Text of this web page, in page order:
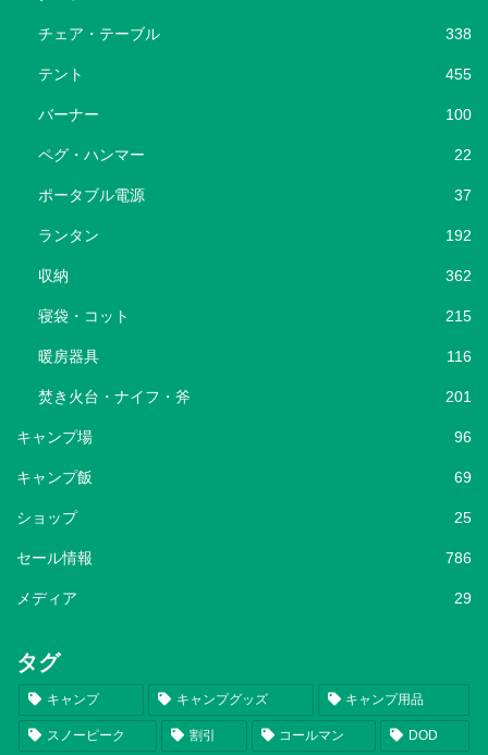
チェア・テーブル 338
テント 455
バーナー 100
ペグ・ハンマー 22
ポータブル電源 37
ランタン 192
収納 362
寝袋・コット 215
暖房器具 116
焚き火台・ナイフ・斧 201
キャンプ場 96
キャンプ飯 69
ショップ 25
セール情報 786
メディア 29
タグ
キャンプ キャンプグッズ キャンプ用品
スノーピーク 割引 コールマン DOD